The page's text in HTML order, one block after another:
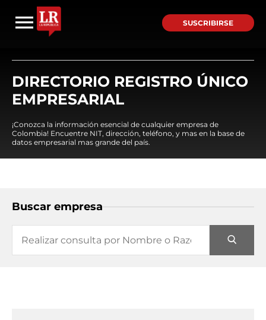
SUSCRIBIRSE
DIRECTORIO REGISTRO ÚNICO
EMPRESARIAL
¡Conozca la información esencial de cualquier empresa de
Colombia! Encuentre NIT, dirección, teléfono, y mas en la base de
datos empresarial mas grande del país.
Buscar empresa